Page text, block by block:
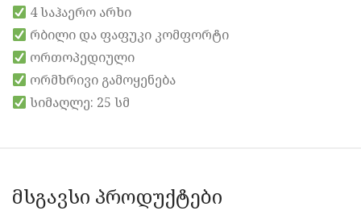
4 საჰაერო არხი
რბილი და ფაფუკი კომფორტი
ორთოპედიული
ორმხრივი გამოყენება
სიმაღლე: 25 სმ
მსგავსი პროდუქტები